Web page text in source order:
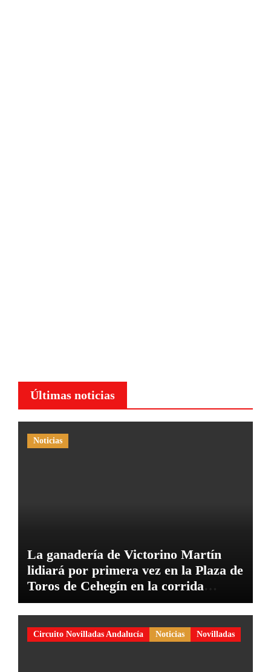
Últimas noticias
Noticias
La ganadería de Victorino Martín
lidiará por primera vez en la Plaza de
Toros de Cehegín en la corrida
conmemorativa de su 125 aniversario
Circuito Novilladas Andalucía Noticias Novilladas